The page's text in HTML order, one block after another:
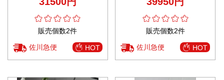
販売個数2件
佐川急便 HOT
寧な縫製モデル
販売個数2件
佐川急便 HOT